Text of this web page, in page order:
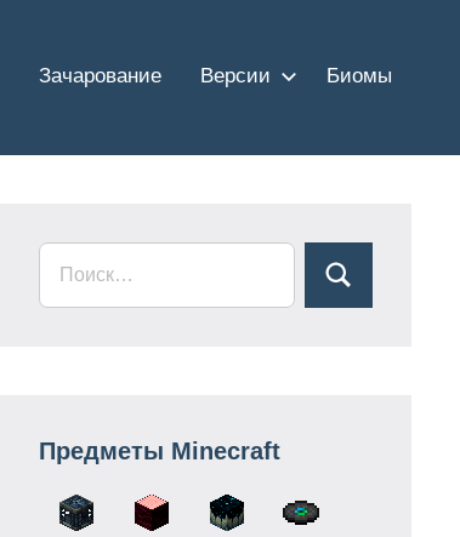
Зачарование Версии Биомы
Предметы Minecraft